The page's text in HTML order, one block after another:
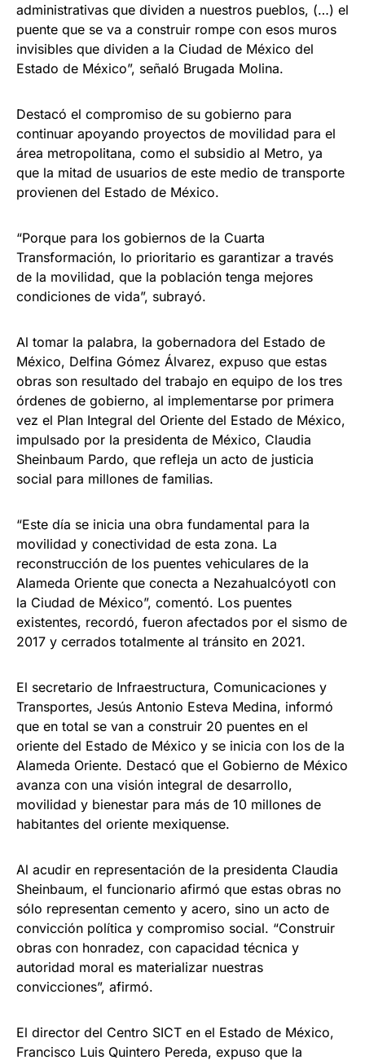
administrativas que dividen a nuestros pueblos, (…) el
puente que se va a construir rompe con esos muros
invisibles que dividen a la Ciudad de México del
Estado de México”, señaló Brugada Molina.
Destacó el compromiso de su gobierno para
continuar apoyando proyectos de movilidad para el
área metropolitana, como el subsidio al Metro, ya
que la mitad de usuarios de este medio de transporte
provienen del Estado de México.
“Porque para los gobiernos de la Cuarta
Transformación, lo prioritario es garantizar a través
de la movilidad, que la población tenga mejores
condiciones de vida”, subrayó.
Al tomar la palabra, la gobernadora del Estado de
México, Delfina Gómez Álvarez, expuso que estas
obras son resultado del trabajo en equipo de los tres
órdenes de gobierno, al implementarse por primera
vez el Plan Integral del Oriente del Estado de México,
impulsado por la presidenta de México, Claudia
Sheinbaum Pardo, que refleja un acto de justicia
social para millones de familias.
“Este día se inicia una obra fundamental para la
movilidad y conectividad de esta zona. La
reconstrucción de los puentes vehiculares de la
Alameda Oriente que conecta a Nezahualcóyotl con
la Ciudad de México”, comentó. Los puentes
existentes, recordó, fueron afectados por el sismo de
2017 y cerrados totalmente al tránsito en 2021.
El secretario de Infraestructura, Comunicaciones y
Transportes, Jesús Antonio Esteva Medina, informó
que en total se van a construir 20 puentes en el
oriente del Estado de México y se inicia con los de la
Alameda Oriente. Destacó que el Gobierno de México
avanza con una visión integral de desarrollo,
movilidad y bienestar para más de 10 millones de
habitantes del oriente mexiquense.
Al acudir en representación de la presidenta Claudia
Sheinbaum, el funcionario afirmó que estas obras no
sólo representan cemento y acero, sino un acto de
convicción política y compromiso social. “Construir
obras con honradez, con capacidad técnica y
autoridad moral es materializar nuestras
convicciones”, afirmó.
El director del Centro SICT en el Estado de México,
Francisco Luis Quintero Pereda, expuso que la